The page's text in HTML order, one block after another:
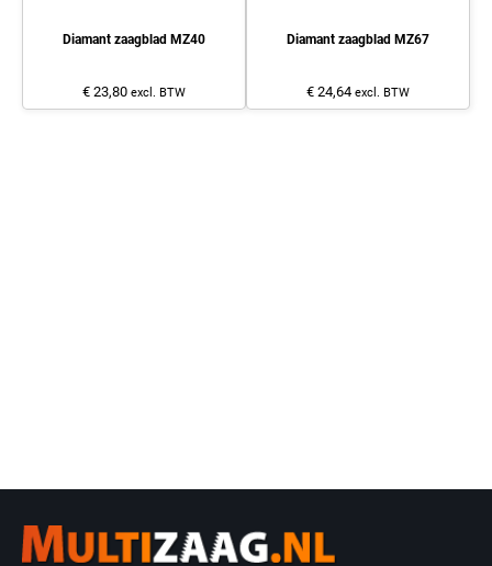
Diamant zaagblad MZ40
€ 23,80 excl. BTW
Diamant zaagblad MZ67
€ 24,64 excl. BTW